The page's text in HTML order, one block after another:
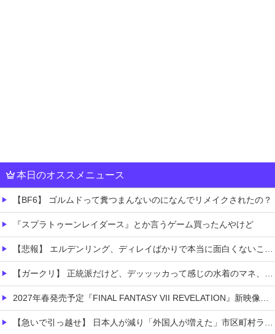
本日のオススメニュース
【BF6】 ゴルムドって糞つまんないのになんでリメイクされたの？
『スプラトゥーンレイダース』とか言うゲーム買ったんやけど
【悲報】 エルデンリング、ディレイばかりで本当に面白くないこのゲーム←賛同の声が多数…
【ガークリ】 正統派だけど、デッッッカって感じの水着のマネ、ラファエ口、セッシュウへの反応！！！
2027年春発売予定『FINAL FANTASY VII REVELATION』新映像が「gamescom Opening Night Live」で公開！8/26 午前3時配信予定
【急いで引っ越せ】 日本人が減り「外国人が増えた」市区町村ランキングキタ━━!